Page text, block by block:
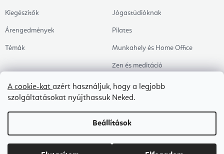
A cookie-kat azért használjuk, hogy a legjobb
szolgáltatásokat nyújthassuk Neked.
Beállítások
Kiegészítők
Árengedmények
Témák
Jógastúdióknak
Pilates
Munkahely és Home Office
Zen és meditáció
Aromaterápia
Egészséges alvás
Kedvenceink
Copyright 2026Flexity. Minden jog fenntartva.Süti beállítások szerkesztése